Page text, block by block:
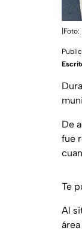
|Foto:
De
fue
Te
Al